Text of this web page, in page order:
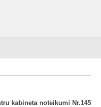
kabineta noteikumi Nr.145